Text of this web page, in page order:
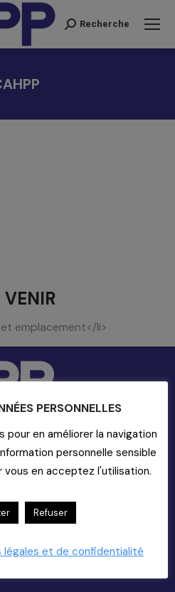
Recherche
Recherche
VENIR
emplacement</li>
PERSONNELLES
en améliorer la navigation
personnelle sensible
vous en acceptez l'utilisation.
Refuser
légales et de confidentialité